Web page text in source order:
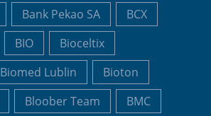
Bank Pekao SA
BCX
BIO
Bioceltix
Biomed Lublin
Bioton
Bloober Team
BMC